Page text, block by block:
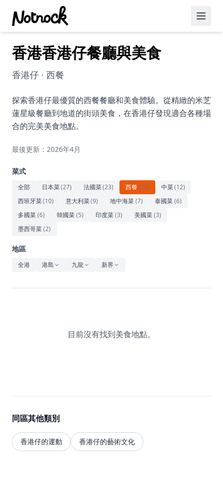
精選活動
博客文章
約會好去處
美食佳餚
藝術文化
休閒
音樂
香港香港仔餐廳與美食
香港仔 · 西餐
探索香港仔最優質的西餐餐廳和美食體驗。從精緻的米芝
蓮星級餐廳到地道的街頭美食，在香港仔發現適合各種場
合的完美美食地點。
最後更新：2026年4月
菜式
全部 日本菜(27) 法國菜(23) 西餐(22) 中菜(12)
西班牙菜(10) 意大利菜(9) 地中海菜(7) 泰國菜(6)
多國菜(6) 韓國菜(5) 印度菜(3) 美國菜(3)
墨西哥菜(2)
地區
全港 港島 九龍 新界
目前沒有找到美食地點。
同區其他類別
香港仔的運動 香港仔的藝術文化